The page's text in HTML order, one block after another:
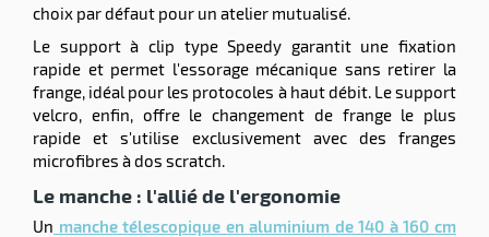
choix par défaut pour un atelier mutualisé.
Le support à clip type Speedy garantit une fixation
rapide et permet l'essorage mécanique sans retirer la
frange, idéal pour les protocoles à haut débit. Le support
velcro, enfin, offre le changement de frange le plus
rapide et s'utilise exclusivement avec des franges
microfibres à dos scratch.
Le manche : l'allié de l'ergonomie
Un manche télescopique en aluminium de 140 à 160 cm